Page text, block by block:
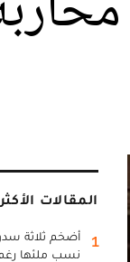
المقالات
1
أضخم ثلاثة
نسب ملئها